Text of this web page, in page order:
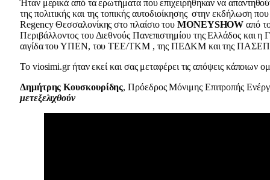
Ήταν μερικά από τα ερωτήματα που επιχειρήθηκαν να
της πολιτικής και της τοπικής αυτοδιοίκησης στην εκδήλωση
Regency Θεσσαλονίκης στο πλαίσιο τουMONEYSHOWαπό
Περιβάλλοντος του Διεθνούς Πανεπιστημίου της Ελλάδος και
αιγίδα του ΥΠΕΝ, του ΤΕΕ/ΤΚΜ , της ΠΕΔΚΜ και της
Το viosimi.gr ήταν εκεί και σας μεταφέρει τις απόψεις κάποιων
Δημήτρης Κουσκουρίδης, Πρόεδρος Μόνιμης Επιτροπής
μετεξελιχθούν